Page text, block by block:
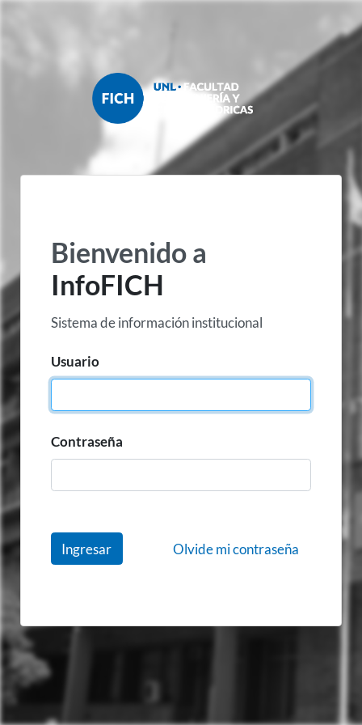
Bienvenido a
InfoFICH
Sistema de información institucional
Usuario
Contraseña
Olvide mi contraseña